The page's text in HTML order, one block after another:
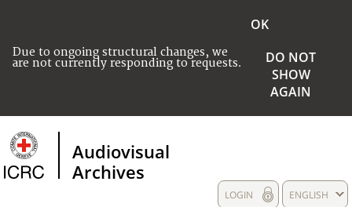
Due to ongoing structural changes, we
are not currently responding to requests.
OK
DO NOT
SHOW
AGAIN
Audiovisual
Archives
ENGLISH
LOGIN